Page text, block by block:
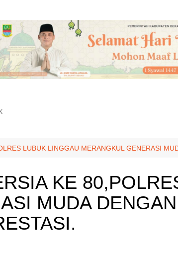
LUBUK LINGGAU MERANGKUL GENERASI
KE
MUDA